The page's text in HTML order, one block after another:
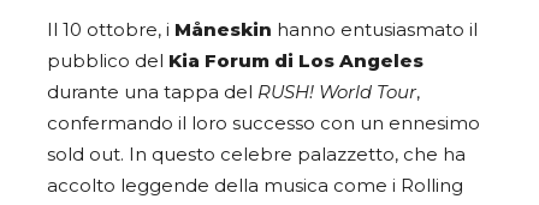
Il 10 ottobre, i Måneskin hanno entusiasmato il
pubblico del Kia Forum di Los Angeles
durante una tappa del RUSH! World Tour,
confermando il loro successo con un ennesimo
sold out. In questo celebre palazzetto, che ha
accolto leggende della musica come i Rolling